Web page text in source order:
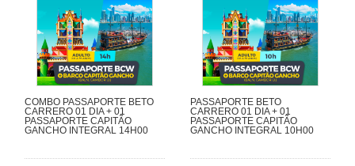
COMBO PASSAPORTE BETO
CARRERO 01 DIA + 01
PASSAPORTE CAPITÃO
GANCHO INTEGRAL 14H00
PASSAPORTE BETO
CARRERO 01 DIA + 01
PASSAPORTE CAPITÃO
GANCHO INTEGRAL 10H00